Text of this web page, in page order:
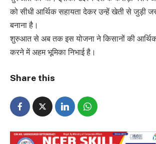
को सीधी आर्थिक सहायता देकर उन्हें खेती से जुड़ी
बनाना है।
शुरुआत से अब तक इस योजना ने किसानों की
करने में अहम भूमिका निभाई है।
Share this